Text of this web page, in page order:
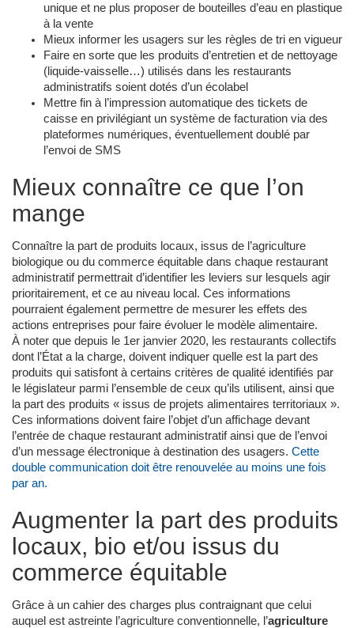
unique et ne plus proposer de bouteilles d’eau en plastique
à la vente
Mieux informer les usagers sur les règles de tri en vigueur
Faire en sorte que les produits d’entretien et de nettoyage
(liquide-vaisselle…) utilisés dans les restaurants
administratifs soient dotés d’un écolabel
Mettre fin à l’impression automatique des tickets de
caisse en privilégiant un système de facturation via des
plateformes numériques, éventuellement doublé par
l’envoi de SMS
Mieux connaître ce que l’on
mange
Connaître la part de produits locaux, issus de l’agriculture
biologique ou du commerce équitable dans chaque restaurant
administratif permettrait d’identifier les leviers sur lesquels agir
prioritairement, et ce au niveau local. Ces informations
pourraient également permettre de mesurer les effets des
actions entreprises pour faire évoluer le modèle alimentaire.
À noter que depuis le 1er janvier 2020, les restaurants collectifs
dont l’État a la charge, doivent indiquer quelle est la part des
produits qui satisfont à certains critères de qualité identifiés par
le législateur parmi l’ensemble de ceux qu’ils utilisent, ainsi que
la part des produits « issus de projets alimentaires territoriaux ».
Ces informations doivent faire l’objet d’un affichage devant
l’entrée de chaque restaurant administratif ainsi que de l’envoi
d’un message électronique à destination des usagers. Cette
double communication doit être renouvelée au moins une fois
par an.
Augmenter la part des produits
locaux, bio et/ou issus du
commerce équitable
Grâce à un cahier des charges plus contraignant que celui
auquel est astreinte l’agriculture conventionnelle, l’agriculture